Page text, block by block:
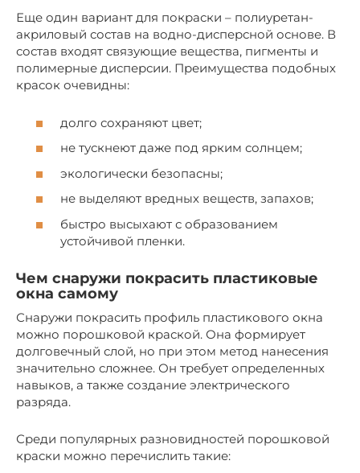
Еще один вариант для покраски – полиуретан-
акриловый состав на водно-дисперсной основе. В
состав входят связующие вещества, пигменты и
полимерные дисперсии. Преимущества подобных
красок очевидны:
долго сохраняют цвет;
не тускнеют даже под ярким солнцем;
экологически безопасны;
не выделяют вредных веществ, запахов;
быстро высыхают с образованием
устойчивой пленки.
Чем снаружи покрасить пластиковые
окна самому
Снаружи покрасить профиль пластикового окна
можно порошковой краской. Она формирует
долговечный слой, но при этом метод нанесения
значительно сложнее. Он требует определенных
навыков, а также создание электрического
разряда.
Среди популярных разновидностей порошковой
краски можно перечислить такие: